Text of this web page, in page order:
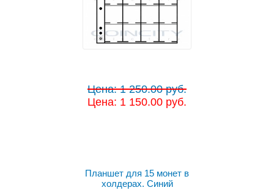
Цена: 1 250.00 руб.
Цена: 1 150.00 руб.
Планшет для 15 монет в
холдерах. Синий